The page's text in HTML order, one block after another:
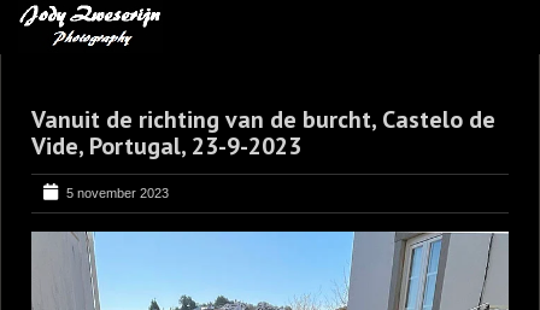
BLOG
BENCE MATE FOTOHUTTEN
OVER MIJ
CONTACT
Vanuit de richting van de burcht, Castelo de
Vide, Portugal, 23-9-2023
5 november 2023